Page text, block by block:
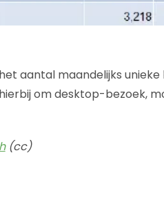
aantal maandelijks
om desktop-bezoek,
(cc)